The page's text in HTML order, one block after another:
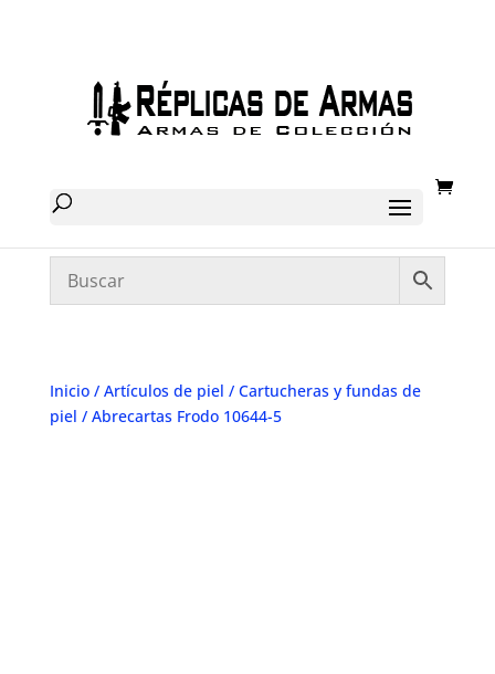
Inicio/ Artículos de piel / Cartucheras y fundas de
piel / Abrecartas Frodo 10644-5